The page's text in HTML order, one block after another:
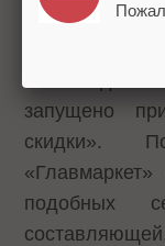
есть
запущено
скидки».
подобных